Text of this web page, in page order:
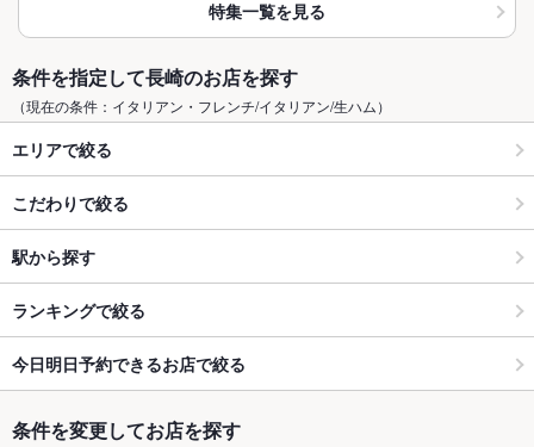
特集一覧を見る
条件を指定して長崎のお店を探す
（現在の条件：イタリアン・フレンチ/イタリアン/生ハム）
エリアで絞る
こだわりで絞る
駅から探す
ランキングで絞る
今日明日予約できるお店で絞る
条件を変更してお店を探す